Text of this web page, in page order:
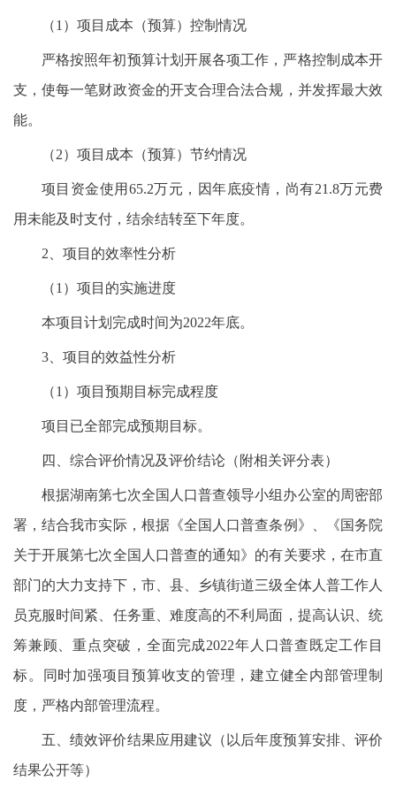
（1）项目成本（预算）控制情况
严格按照年初预算计划开展各项工作，严格控制成本开
支，使每一笔财政资金的开支合理合法合规，并发挥最大效
能。
（2）项目成本（预算）节约情况
项目资金使用65.2万元，因年底疫情，尚有21.8万元费
用未能及时支付，结余结转至下年度。
2、项目的效率性分析
（1）项目的实施进度
本项目计划完成时间为2022年底。
3、项目的效益性分析
（1）项目预期目标完成程度
项目已全部完成预期目标。
四、综合评价情况及评价结论（附相关评分表）
根据湖南第七次全国人口普查领导小组办公室的周密部
署，结合我市实际，根据《全国人口普查条例》、《国务院
关于开展第七次全国人口普查的通知》的有关要求，在市直
部门的大力支持下，市、县、乡镇街道三级全体人普工作人
员克服时间紧、任务重、难度高的不利局面，提高认识、统
筹兼顾、重点突破，全面完成2022年人口普查既定工作目
标。同时加强项目预算收支的管理，建立健全内部管理制
度，严格内部管理流程。
五、绩效评价结果应用建议（以后年度预算安排、评价
结果公开等）